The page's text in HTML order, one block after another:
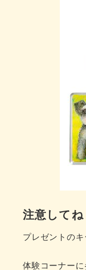
注意してね
プレゼントの
体験コーナー